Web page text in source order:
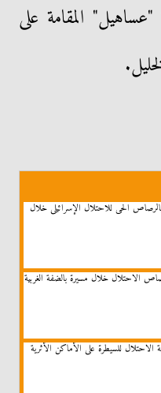
المقامة على
الحى للاحتلال الإسرائيلى خلال
للسيطرة على الأماكن الأثرية